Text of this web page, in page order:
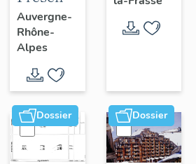
de
l'opération
d'inventaire
du vitrail
ancien
de
Rhône-
Alpes
Auvergne-
Rhône-
Alpes
Dossier Dossier